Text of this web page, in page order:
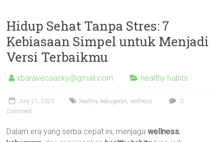
Hidup Sehat Tanpa Stres: 7
Kebiasaan Simpel untuk Menjadi
Versi Terbaikmu
xbaravecaasky@gmail.com healthy habits
July 21, 2025 healthy, kebugaran,wellness
0
Comment
Dalam era yang serba cepat ini, menjagawellness,